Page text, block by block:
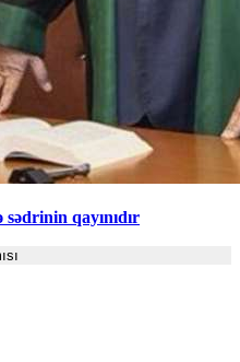
qayınıdır